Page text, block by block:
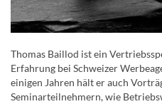
Thomas Baillod ist ein
Erfahrung bei Schweizer
einigen Jahren hält er auch
Seminarteilnehmern, wie